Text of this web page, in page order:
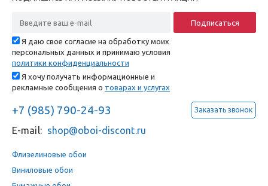
Я даю свое согласие на обработку моих
персональных данных и принимаю условия
политики конфиденциальности
Я хочу получать информационные и
рекламные сообщения о товарах и услугах
+7 (985) 790-24-93 Заказать звонок
E-mail: shop@oboi-discont.ru
Флизелиновые обои
Виниловые обои